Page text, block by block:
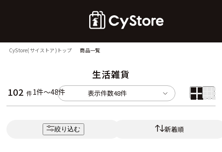
CyStore(サイストア)トップ 商品一覧
生活雑貨
102 件1件～48件 表示件数48件
絞り込む 新着順